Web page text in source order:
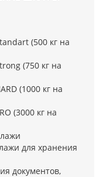
(500 кг на
(750 кг на
(1000 кг на
(3000 кг на
для хранения
документов,